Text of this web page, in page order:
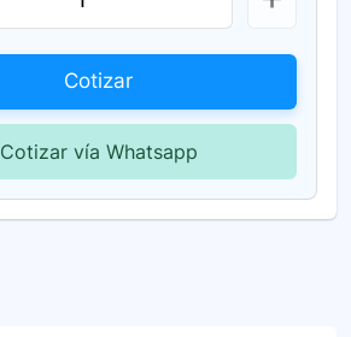
Cotizar
Cotizar vía Whatsapp